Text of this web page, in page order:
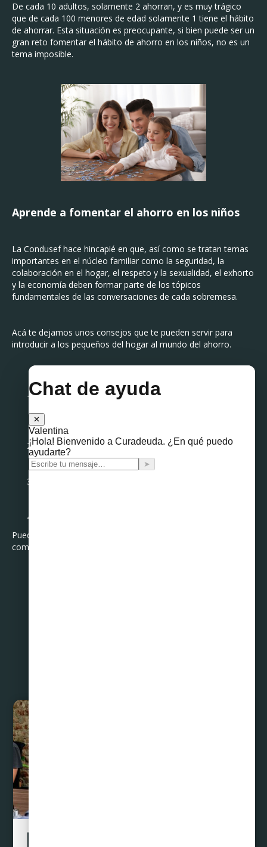
De cada 10 adultos, solamente 2 ahorran, y es muy trágico
que de cada 100 menores de edad solamente 1 tiene el hábito
de ahorrar. Esta situación es preocupante, si bien puede ser un
gran reto fomentar el hábito de ahorro en los niños, no es un
tema imposible.
Aprende a fomentar el ahorro en los niños
La Condusef hace hincapié en que, así como se tratan temas
importantes en el núcleo familiar como la seguridad, la
colaboración en el hogar, el respeto y la sexualidad, el exhorto
y la economía deben formar parte de los tópicos
fundamentales de las conversaciones de cada sobremesa.
Acá te dejamos unos consejos que te pueden servir para
introducir a los pequeños del hogar al mundo del ahorro.
Predica con el ejemplo.
de sus padres, por eso es importante que te vean
ahorrar y planificar tus gastos.
Enséñales el valor de las cosas.
Por ejemplo, al elegir los artículos en el supermercado,
explicando el proceso de elección.
Puede ser por medio de tareas extras dentro del hogar o para
comenzar su propio ahorro.
Liquidamos tus